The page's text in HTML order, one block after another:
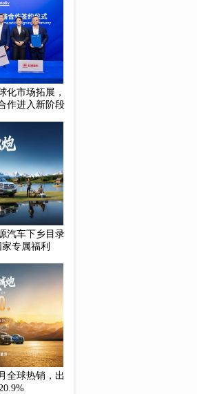
化市场拓展，
作进入新阶段
汽车下乡目录
专属福利
全球热销，出